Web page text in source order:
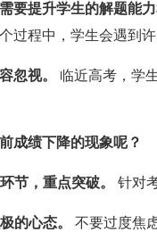
要提升学生的解题能力
过程中，学生会遇到
忽视。
临近高考，学
成绩下降的现象呢？
节，重点突破。 针对
的心态。 不要过度焦